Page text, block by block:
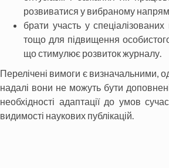
розвиватися у вибраному
брати участь у
тощо для підвищення
що стимулює розвиток журналу.
Перелічені вимоги є визначальними,
надалі вони не можуть бути
необхідності адаптації до умов
видимості наукових публікацій.